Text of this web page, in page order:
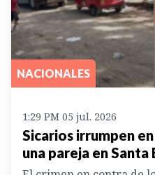
NACIONALES
1:29 PM 05 jul. 2026
Sicarios irrumpen
una pareja en Santa